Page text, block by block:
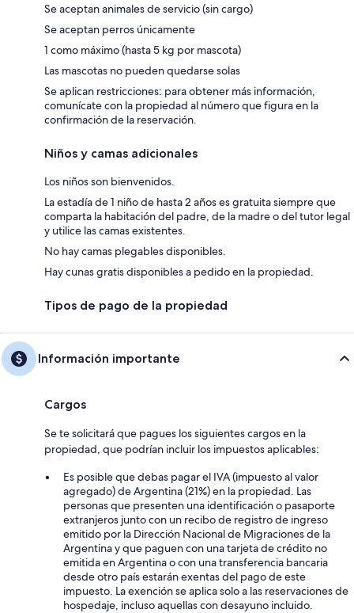
Se aceptan animales de servicio (sin cargo)
Se aceptan perros únicamente
1 como máximo (hasta 5 kg por mascota)
Las mascotas no pueden quedarse solas
Se aplican restricciones: para obtener más información,
comunícate con la propiedad al número que figura en la
confirmación de la reservación.
Niños y camas adicionales
Los niños son bienvenidos.
La estadía de 1 niño de hasta 2 años es gratuita siempre que
comparta la habitación del padre, de la madre o del tutor legal
y utilice las camas existentes.
No hay camas plegables disponibles.
Hay cunas gratis disponibles a pedido en la propiedad.
Tipos de pago de la propiedad
Información importante
Cargos
Se te solicitará que pagues los siguientes cargos en la
propiedad, que podrían incluir los impuestos aplicables:
Es posible que debas pagar el IVA (impuesto al valor
agregado) de Argentina (21%) en la propiedad. Las
personas que presenten una identificación o pasaporte
extranjeros junto con un recibo de registro de ingreso
emitido por la Dirección Nacional de Migraciones de la
Argentina y que paguen con una tarjeta de crédito no
emitida en Argentina o con una transferencia bancaria
desde otro país estarán exentas del pago de este
impuesto. La exención se aplica solo a las reservaciones de
hospedaje, incluso aquellas con desayuno incluido.